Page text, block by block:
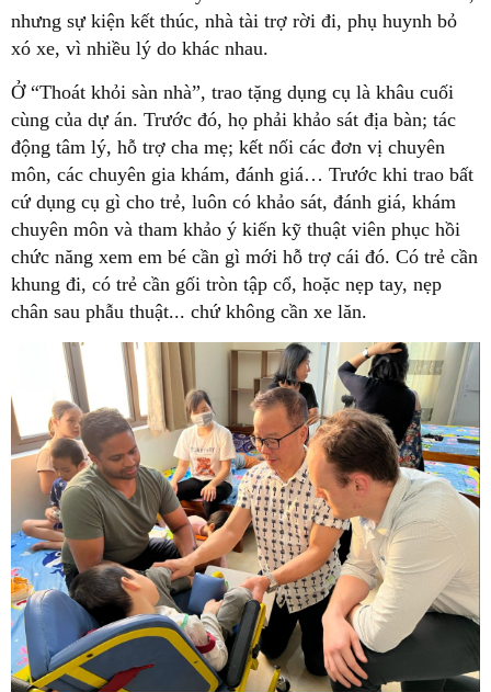
nhưng sự kiện kết thúc, nhà tài trợ rời đi, phụ huynh bỏ
xó xe, vì nhiều lý do khác nhau.
Ở “Thoát khỏi sàn nhà”, trao tặng dụng cụ là khâu cuối
cùng của dự án. Trước đó, họ phải khảo sát địa bàn; tác
động tâm lý, hỗ trợ cha mẹ; kết nối các đơn vị chuyên
môn, các chuyên gia khám, đánh giá… Trước khi trao bất
cứ dụng cụ gì cho trẻ, luôn có khảo sát, đánh giá, khám
chuyên môn và tham khảo ý kiến kỹ thuật viên phục hồi
chức năng xem em bé cần gì mới hỗ trợ cái đó. Có trẻ cần
khung đi, có trẻ cần gối tròn tập cổ, hoặc nẹp tay, nẹp
chân sau phẫu thuật... chứ không cần xe lăn.